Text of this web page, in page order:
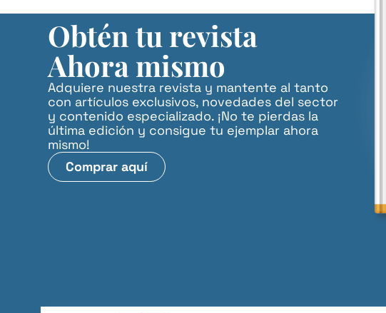
Obtén tu revista
Ahora mismo
Adquiere nuestra revista y mantente al tanto
con artículos exclusivos, novedades del sector
y contenido especializado. ¡No te pierdas la
última edición y consigue tu ejemplar ahora
mismo!
Comprar aquí